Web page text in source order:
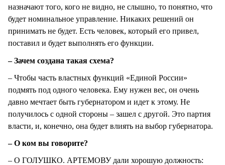
назначают того, кого не видно, не слышно, то понятно, что
будет номинальное управление. Никаких решений он
принимать не будет. Есть человек, который его привел,
поставил и будет выполнять его функции.
– Зачем создана такая схема?
– Чтобы часть властных функций «Единой России»
подмять под одного человека. Ему нужен вес, он очень
давно мечтает быть губернатором и идет к этому. Не
получилось с одной стороны – зашел с другой. Это партия
власти, и, конечно, она будет влиять на выбор губернатора.
– О ком вы говорите?
– О ГОЛУШКО. АРТЕМОВУ дали хорошую должность: